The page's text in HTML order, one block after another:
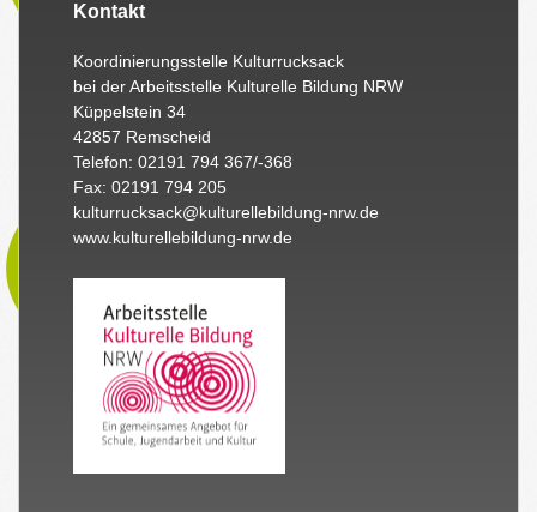
Kontakt
Koordinierungsstelle Kulturrucksack
bei der Arbeitsstelle Kulturelle Bildung NRW
Küppelstein 34
42857 Remscheid
Telefon: 02191 794 367/-368
Fax: 02191 794 205
kulturrucksack@kulturellebildung-nrw.de
www.kulturellebildung-nrw.de